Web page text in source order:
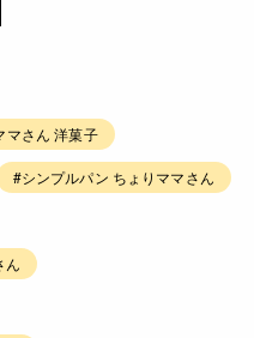
マさん 洋菓子
#シンプルパン ちょりママさん
ん